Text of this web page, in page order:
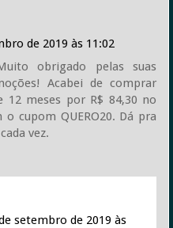
de 2019 às 11:02
obrigado pelas suas
Acabei de comprar
12 meses por R$ 84,30 no
cupom QUERO20. Dá pra
vez.
setembro de 2019 às